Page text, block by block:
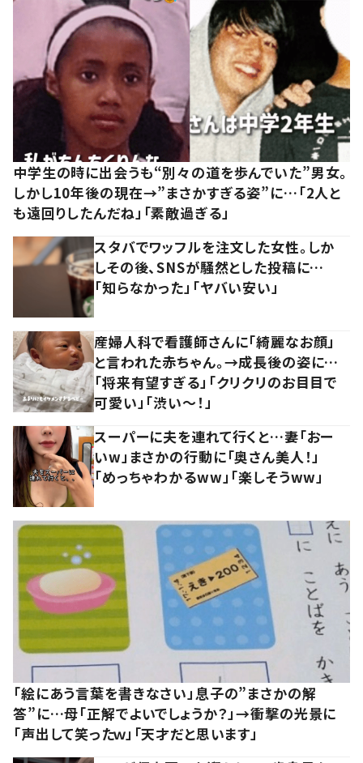
中学生の時に出会うも“別々の道を歩んでいた”男女。
しかし10年後の現在→”まさかすぎる姿”に…「2人と
も遠回りしたんだね」「素敵過ぎる」
スタバでワッフルを注文した女性。しか
しその後、SNSが騒然とした投稿に…
「知らなかった」「ヤバい安い」
産婦人科で看護師さんに「綺麗なお顔」
と言われた赤ちゃん。→成長後の姿に…
「将来有望すぎる」「クリクリのお目目で
可愛い」「渋い～！」
スーパーに夫を連れて行くと…妻「おー
いw」まさかの行動に「奥さん美人！」
「めっちゃわかるww」「楽しそうww」
「絵にあう言葉を書きなさい」息子の”まさかの解
答”に…母「正解でよいでしょうか？」→衝撃の光景に
「声出して笑ったｗ」「天才だと思います」